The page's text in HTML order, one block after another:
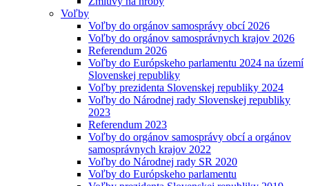
Voľby
Voľby do orgánov samosprávy obcí 2026
Voľby do orgánov samosprávnych krajov 2026
Referendum 2026
Voľby do Európskeho parlamentu 2024 na území
Slovenskej republiky
Voľby prezidenta Slovenskej republiky 2024
Voľby do Národnej rady Slovenskej republiky
2023
Referendum 2023
Voľby do orgánov samosprávy obcí a orgánov
samosprávnych krajov 2022
Voľby do Národnej rady SR 2020
Voľby do Európskeho parlamentu